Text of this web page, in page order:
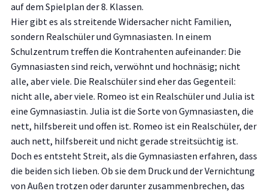
auf dem Spielplan der 8. Klassen.
Hier gibt es als streitende Widersacher nicht Familien,
sondern Realschüler und Gymnasiasten. In einem
Schulzentrum treffen die Kontrahenten aufeinander: Die
Gymnasiasten sind reich, verwöhnt und hochnäsig; nicht
alle, aber viele. Die Realschüler sind eher das Gegenteil:
nicht alle, aber viele. Romeo ist ein Realschüler und Julia ist
eine Gymnasiastin. Julia ist die Sorte von Gymnasiasten, die
nett, hilfsbereit und offen ist. Romeo ist ein Realschüler, der
auch nett, hilfsbereit und nicht gerade streitsüchtig ist.
Doch es entsteht Streit, als die Gymnasiasten erfahren, dass
die beiden sich lieben. Ob sie dem Druck und der Vernichtung
von Außen trotzen oder darunter zusammenbrechen, das